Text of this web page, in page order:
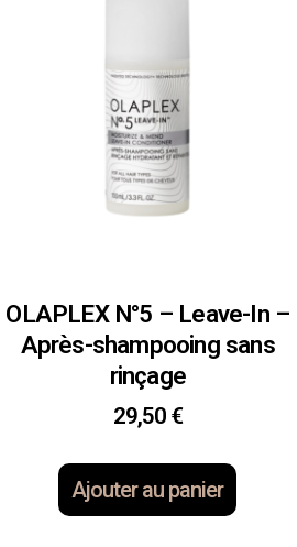
OLAPLEX N°5 – Leave-In –
Après-shampooing sans
rinçage
29,50 €
Ajouter au panier